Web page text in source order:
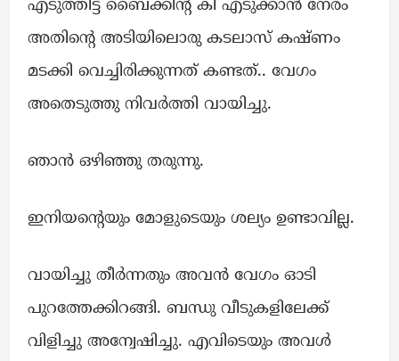
എടുത്തിട്ട് ബൈക്കിന്റ കീ എടുക്കാൻ നേരം
അതിന്റെ അടിയിലൊരു കടലാസ് കഷ്ണം
മടക്കി വെച്ചിരിക്കുന്നത് കണ്ടത്.. വേഗം
അതെടുത്തു നിവർത്തി വായിച്ചു.
ഞാൻ ഒഴിഞ്ഞു തരുന്നു.
ഇനിയന്റെയും മോളുടെയും ശല്യം ഉണ്ടാവില്ല.
വായിച്ചു തീർന്നതും അവൻ വേഗം ഓടി
പുറത്തേക്കിറങ്ങി. ബന്ധു വീടുകളിലേക്ക്
വിളിച്ചു അന്വേഷിച്ചു. എവിടെയും അവൾ